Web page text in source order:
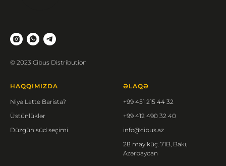
© 2023 Cibus Distribution
HAQQIMIZDA
Niyə Latte Barista?
Üstünlüklər
Düzgün süd seçimi
ƏLAQƏ
+99 451 215 44 32
+99 412 490 32 40
info@cibus.az
28 may küç. 71B, Bakı,
Azərbaycan